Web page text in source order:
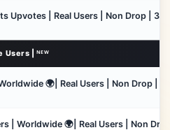
Upvotes | Real Users | Non Drop |
Users | ᴺᴱᵂ
🌍| Real Users | Non Drop |
| Worldwide 🌍| Real Users | Non